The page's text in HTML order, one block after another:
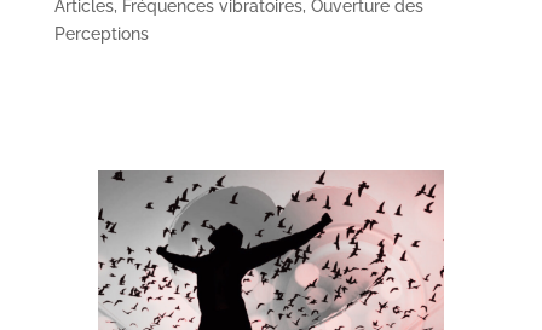
Articles, Fréquences vibratoires, Ouverture des
Perceptions